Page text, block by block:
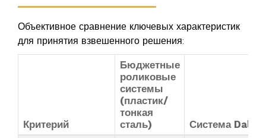
Объективное сравнение ключевых характеристик
для принятия взвешенного решения:
Критерий
Бюджетные
роликовые
системы
(пластик/
тонкая
сталь)
Система Dali